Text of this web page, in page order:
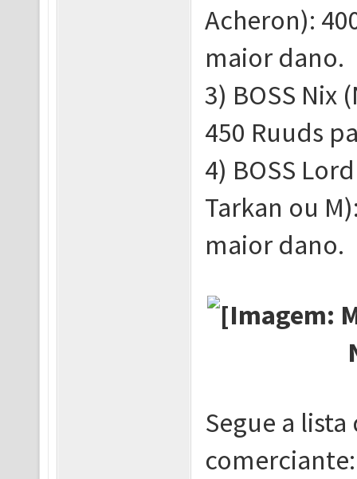
Acheron):
maior dano.
3) BOSS Nix
450 Ruuds
4) BOSS
Tarkan ou
maior dano.
Segue a
comerciante: